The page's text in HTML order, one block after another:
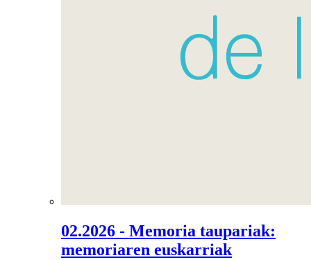
02.2026 - Memoria taupariak:
memoriaren euskarriak